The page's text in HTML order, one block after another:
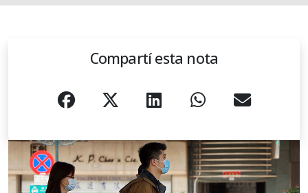
Compartí esta nota